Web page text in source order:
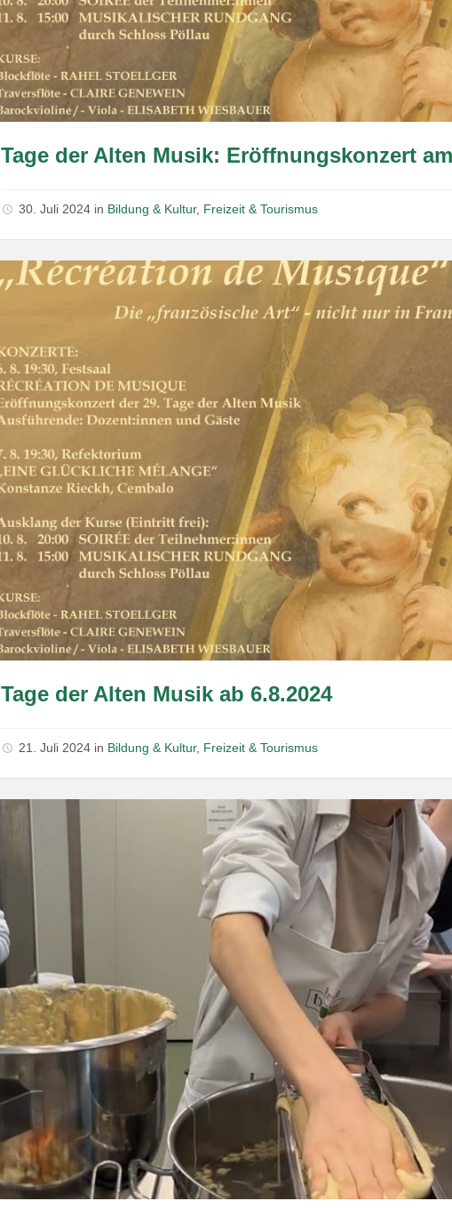
Tage der Alten Musik: Eröffnungskonzert
30. Juli 2024 in Bildung & Kultur, Freizeit & Tourismus
Tage der Alten Musik ab 6.8.2024
21. Juli 2024 in Bildung & Kultur, Freizeit & Tourismus